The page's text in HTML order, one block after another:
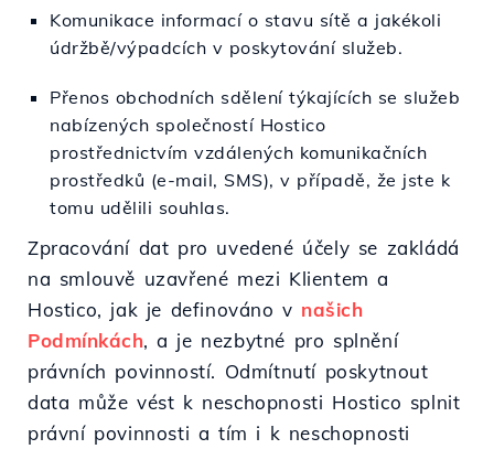
Komunikace informací o stavu sítě a jakékoli
údržbě/výpadcích v poskytování služeb.
Přenos obchodních sdělení týkajících se služeb
nabízených společností Hostico
prostřednictvím vzdálených komunikačních
prostředků (e-mail, SMS), v případě, že jste k
tomu udělili souhlas.
Zpracování dat pro uvedené účely se zakládá
na smlouvě uzavřené mezi Klientem a
Hostico, jak je definováno v našich
Podmínkách, a je nezbytné pro splnění
právních povinností. Odmítnutí poskytnout
data může vést k neschopnosti Hostico splnit
právní povinnosti a tím i k neschopnosti